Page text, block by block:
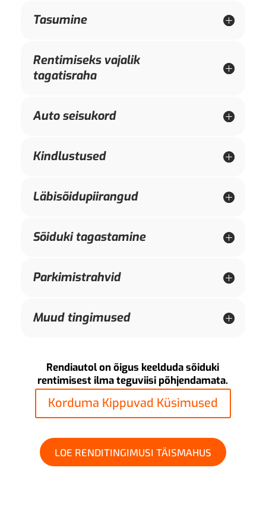
Tasumine
Rentimiseks vajalik
tagatisraha
Auto seisukord
Kindlustused
Läbisõidupiirangud
Sõiduki tagastamine
Parkimistrahvid
Muud tingimused
Rendiautol on õigus keelduda sõiduki
rentimisest ilma teguviisi põhjendamata.
Korduma Kippuvad Küsimused
LOE RENDITINGIMUSI TÄISMAHUS